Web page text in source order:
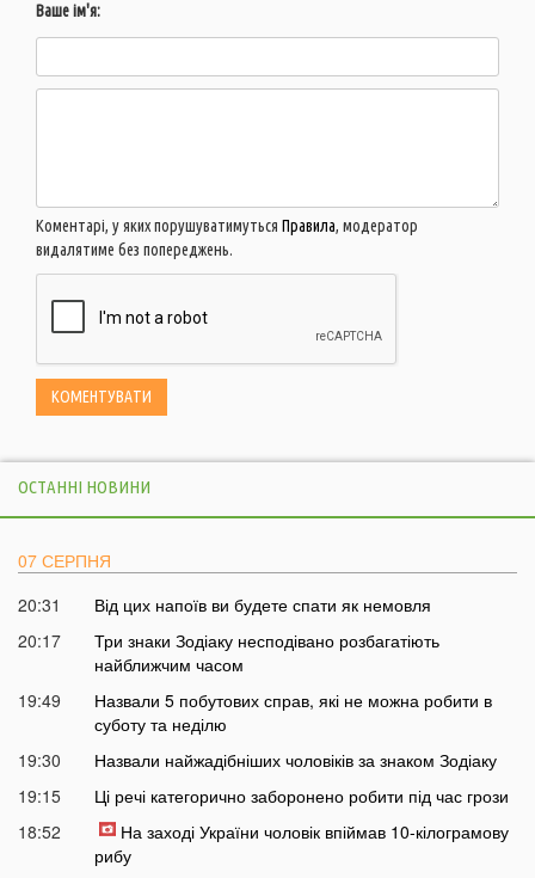
Ваше ім'я:
Коментарі, у яких порушуватимуться Правила, модератор
видалятиме без попереджень.
ОСТАННІ НОВИНИ
07 СЕРПНЯ
20:31
Від цих напоїв ви будете спати як немовля
20:17
Три знаки Зодіаку несподівано розбагатіють
найближчим часом
19:49
Назвали 5 побутових справ, які не можна робити в
суботу та неділю
19:30
Назвали найжадібніших чоловіків за знаком Зодіаку
19:15
Ці речі категорично заборонено робити під час грози
18:52
На заході України чоловік впіймав 10-кілограмову
рибу